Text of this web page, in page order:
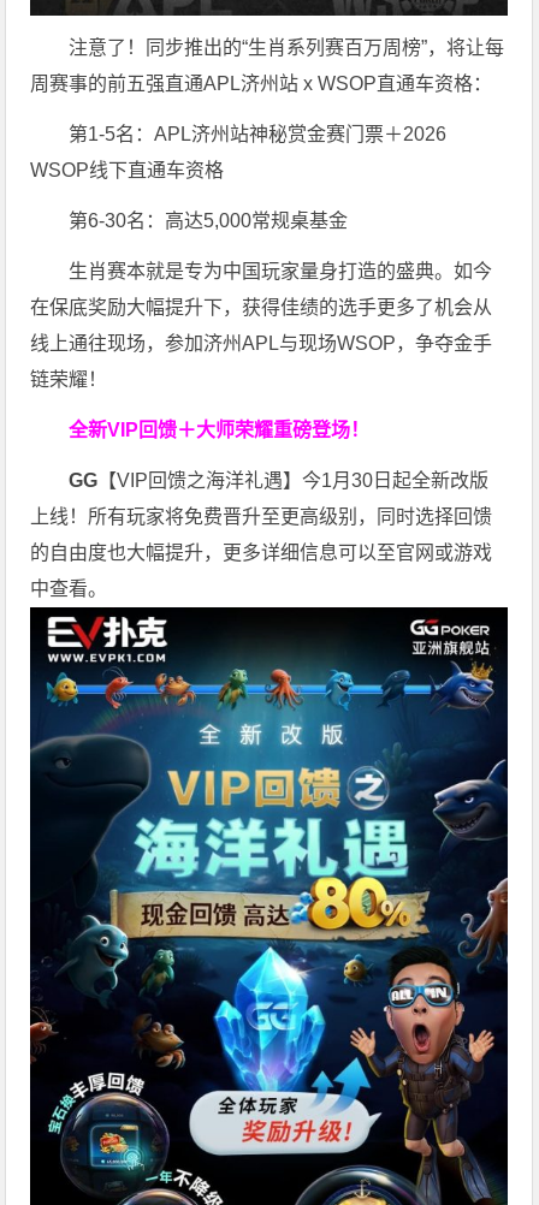
注意了！同步推出的“生肖系列赛百万周榜”，将让每
周赛事的前五强直通APL济州站 x WSOP直通车资格：
第1-5名：APL济州站神秘赏金赛门票＋2026
WSOP线下直通车资格
第6-30名：高达5,000常规桌基金
生肖赛本就是专为中国玩家量身打造的盛典。如今
在保底奖励大幅提升下，获得佳绩的选手更多了机会从
线上通往现场，参加济州APL与现场WSOP，争夺金手
链荣耀！
全新VIP回馈＋大师荣耀重磅登场！
GG 【VIP回馈之海洋礼遇】今1月30日起全新改版
上线！所有玩家将免费晋升至更高级别，同时选择回馈
的自由度也大幅提升，更多详细信息可以至官网或游戏
中查看。